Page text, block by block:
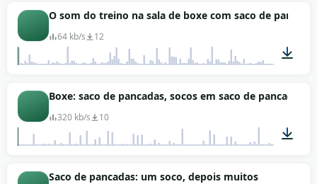
00:57
O som do treino na sala de boxe com saco de
64 kb/s 12
00:42
Boxe: saco de pancadas, socos em saco de pancadas
320 kb/s 10
Saco de pancadas: um soco, depois muitos